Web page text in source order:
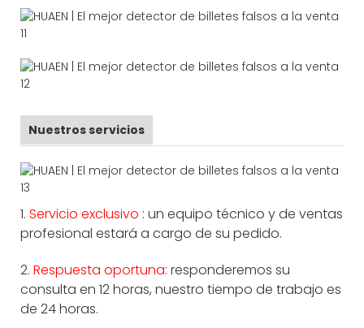
Nuestros servicios
1. Servicio exclusivo : un equipo técnico y de ventas
profesional estará a cargo de su pedido.
2. Respuesta oportuna: responderemos su
consulta en 12 horas, nuestro tiempo de trabajo es
de 24 horas.